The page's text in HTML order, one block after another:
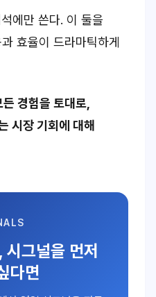
에만 쓴다. 이 둘을
효율이 드라마틱하게
경험을 토대로,
시장 기회에 대해
그널을 먼저
다면